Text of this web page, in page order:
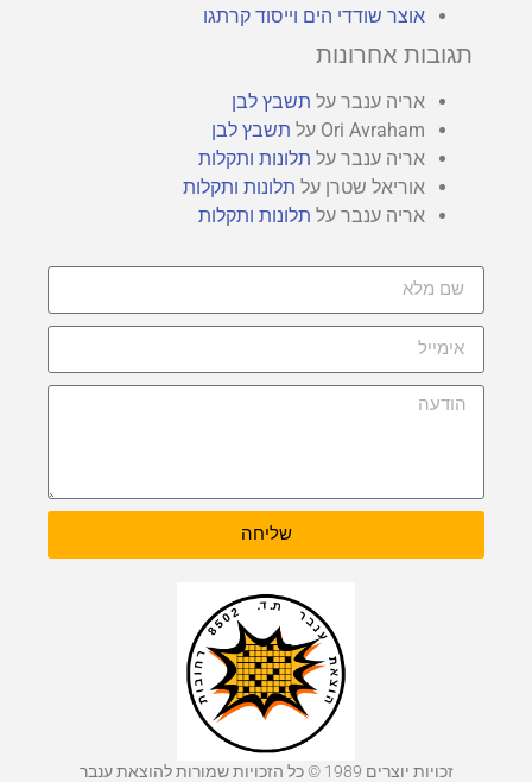
אוצר שודדי הים וייסוד קרתגו
תגובות אחרונות
אריה ענבר על תשבץ לבן
Ori Avraham על תשבץ לבן
אריה ענבר על תלונות ותקלות
אוריאל שטרן על תלונות ותקלות
אריה ענבר על תלונות ותקלות
שליחה
זכויות יוצרים 1989 © כל הזכויות שמורות להוצאת ענבר